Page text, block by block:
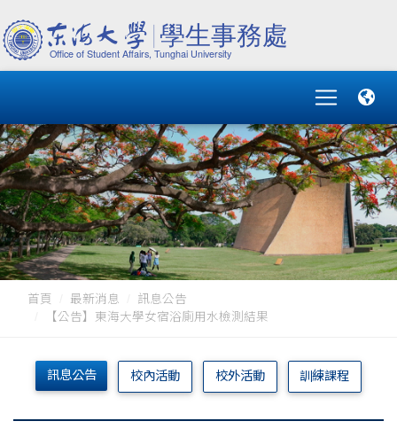
首頁 最新消息
訊息公告
【公告】東海大學女宿浴廁用水檢測結果
訊息公告 校內活動 校外活動 訓練課程